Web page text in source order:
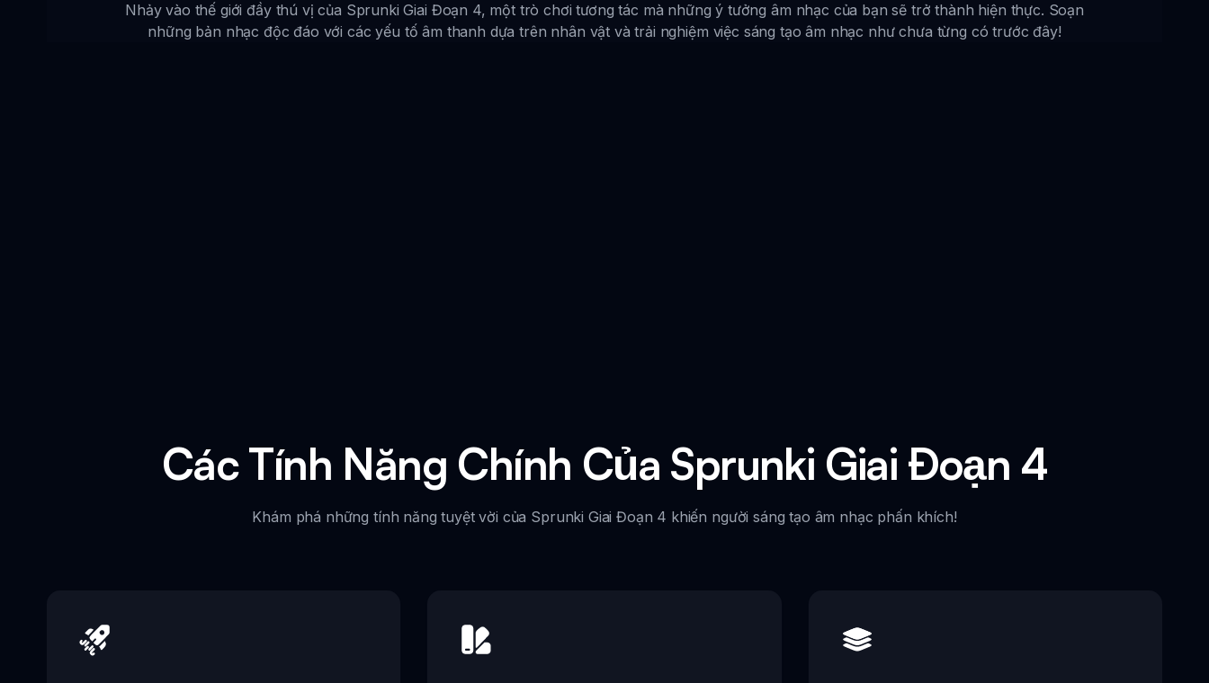
Nhảy vào thế giới đầy thú vị của Sprunki Giai Đoạn 4, một trò chơi tương tác mà những ý tưởng âm nhạc của bạn sẽ trở thành hiện thực. Soạn
những bản nhạc độc đáo với các yếu tố âm thanh dựa trên nhân vật và trải nghiệm việc sáng tạo âm nhạc như chưa từng có trước đây!
Các Tính Năng Chính Của Sprunki Giai Đoạn 4
Khám phá những tính năng tuyệt vời của Sprunki Giai Đoạn 4 khiến người sáng tạo âm nhạc phấn khích!